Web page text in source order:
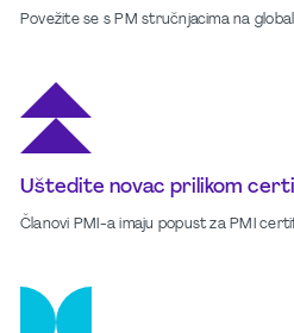
Povežite se s PM stručnjacima na
Uštedite novac prilikom
Članovi PMI-a imaju popust za PMI